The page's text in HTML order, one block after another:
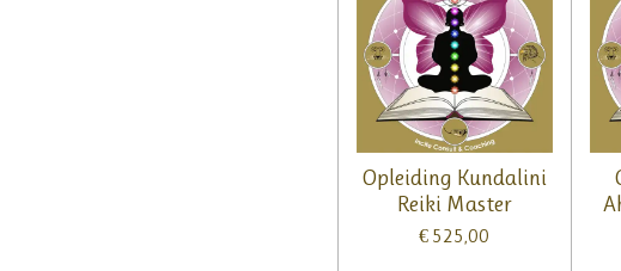
Opleiding Kundalini
Reiki Master
€ 525,00